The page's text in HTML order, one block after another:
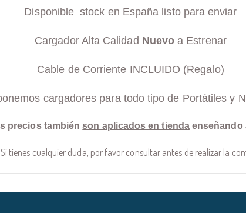
Disponible stock en España listo para enviar
Cargador Alta Calidad Nuevo a Estrenar
Cable de Corriente INCLUIDO (Regalo)
cargadores para todo tipo de Portátiles y
precios también son aplicados en tienda enseñando
Si tienes cualquier duda, por favor consultar antes de realizar la